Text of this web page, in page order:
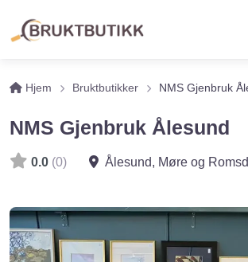
Hjem Bruktbutikker NMS Gjenbruk
NMS Gjenbruk Ålesund
0.0 (0) Ålesund, Møre og